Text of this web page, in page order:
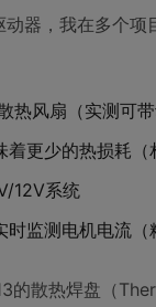
器，我在多个
热风扇（实测可
着更少的热损耗
12V系统
时监测电机电流
的散热焊盘（